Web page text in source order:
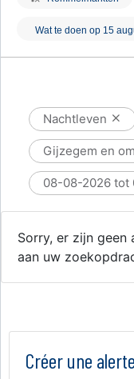
Wat te doen op 15
Nachtleven
Gijzegem en
08-08-2026 tot
Sorry, er zijn
aan uw
Créer une alerte